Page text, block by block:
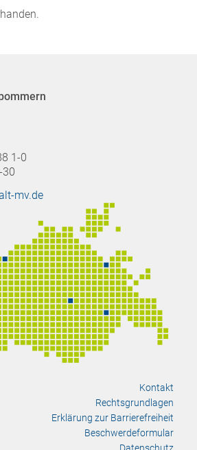
1-0
30
mv.de
Kontakt
Rechtsgrundlagen
Erklärung zur Barrierefreiheit
Beschwerdeformular
Datenschutz